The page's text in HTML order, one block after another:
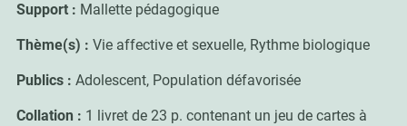
Support : Mallette pédagogique
Thème(s) : Vie affective et sexuelle, Rythme biologique
Publics : Adolescent, Population défavorisée
Collation : 1 livret de 23 p. contenant un jeu de cartes à